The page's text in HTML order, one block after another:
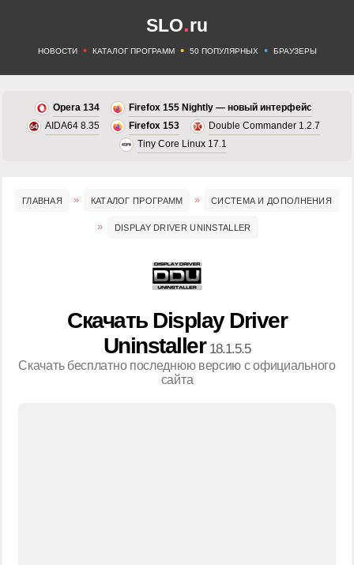
SLO.ru
НОВОСТИ • КАТАЛОГ ПРОГРАММ • 50 ПОПУЛЯРНЫХ • БРАУЗЕРЫ
Opera 134
Firefox 155 Nightly — новый интерфейс
AIDA64 8.35
Firefox 153
Double Commander 1.2.7
Tiny Core Linux 17.1
ГЛАВНАЯ КАТАЛОГ ПРОГРАММ СИСТЕМА И ДОПОЛНЕНИЯ
DISPLAY DRIVER UNINSTALLER
Скачать Display Driver
Uninstaller 18.1.5.5
Скачать бесплатно последнюю версию с официального
сайта